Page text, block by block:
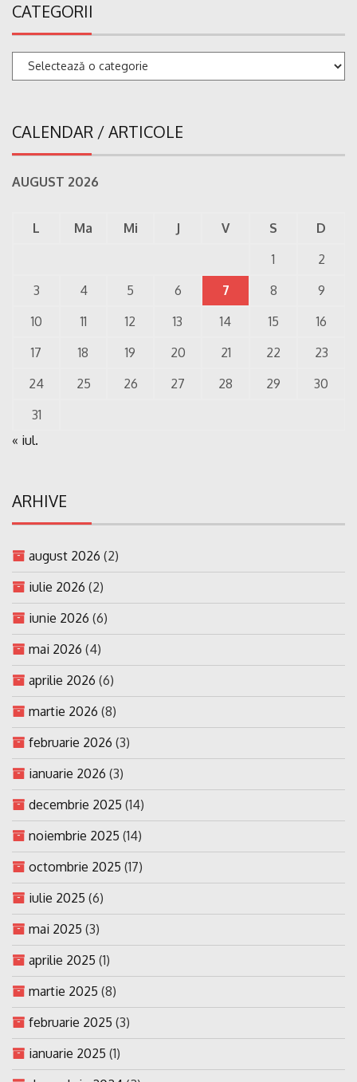
CATEGORII
Categorii
CALENDAR / ARTICOLE
AUGUST 2026
L Ma Mi J V S
D
1
2
3
4 5 6 7 8
9
10
11 12 13 14 15
16
17
18 19 20 21 22
23
24
25 26 27 28 29
30
31
« iul.
ARHIVE
august 2026 (2)
iulie 2026 (2)
iunie 2026 (6)
mai 2026 (4)
aprilie 2026 (6)
martie 2026 (8)
februarie 2026 (3)
ianuarie 2026 (3)
decembrie 2025 (14)
noiembrie 2025 (14)
octombrie 2025 (17)
iulie 2025 (6)
mai 2025 (3)
aprilie 2025 (1)
martie 2025 (8)
februarie 2025 (3)
ianuarie 2025 (1)